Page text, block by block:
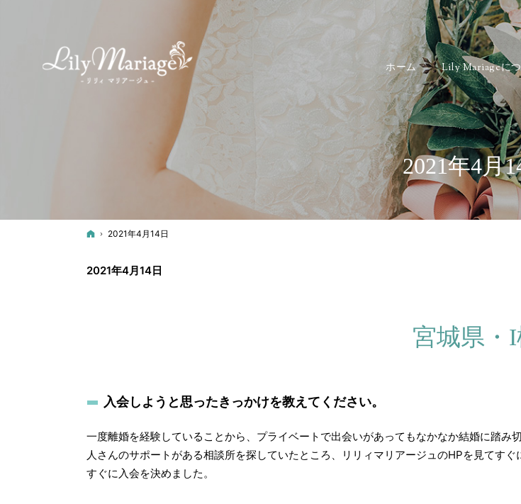
2021年4月
ホーム
2021年4月14日
2021年4月14日
宮城県・I
入会しようと思ったきっかけを教えてください。
一度離婚を経験していることから、プライベートで出会いがあってもなかなか結婚に踏
人さんのサポートがある相談所を探していたところ、リリィマリアージュのHPを見てす
すぐに入会を決めました。
ホーム Lily Mariageに